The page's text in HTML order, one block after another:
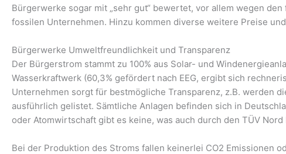
Bürgerwerke sogar mit „sehr gut“ bewertet, vor allem wegen
fossilen Unternehmen. Hinzu kommen diverse weitere Preise
Bürgerwerke Umweltfreundlichkeit und Transparenz
Der Bürgerstrom stammt zu 100% aus Solar- und
Wasserkraftwerk (60,3% gefördert nach EEG, ergibt sich
Unternehmen sorgt für bestmögliche Transparenz, z.B. werden
ausführlich gelistet. Sämtliche Anlagen befinden sich in
oder Atomwirtschaft gibt es keine, was auch durch den TÜV
Bei der Produktion des Stroms fallen keinerlei CO2 Emissionen